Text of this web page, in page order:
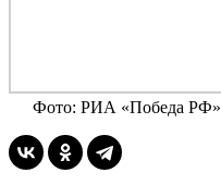
Фото: РИА «Победа РФ»